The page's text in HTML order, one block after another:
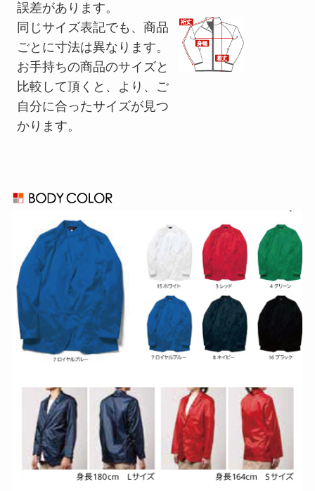
誤差があります。
同じサイズ表記でも、商品
ごとに寸法は異なります。
お手持ちの商品のサイズと
比較して頂くと、より、ご
自分に合ったサイズが見つ
かります。